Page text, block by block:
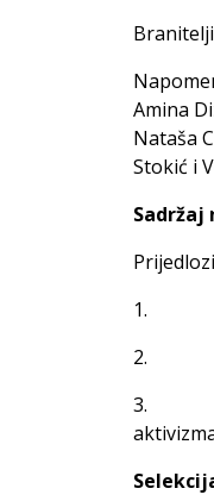
Amina
Nataša
Stokić i
Sadržaj
1. Ime
2.
3.